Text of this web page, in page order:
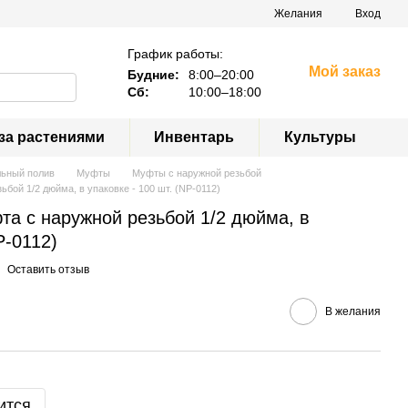
Желания Вход
График работы:
Будние:
8:00–20:00
Сб:
10:00–18:00
Мой заказ
растениями Инвентарь Культуры
полив Муфты
Муфты с наружной резьбой
1/2 дюйма, в упаковке - 100 шт. (NP-0112)
с наружной резьбой 1/2 дюйма, в
0112)
Оставить отзыв
В желания